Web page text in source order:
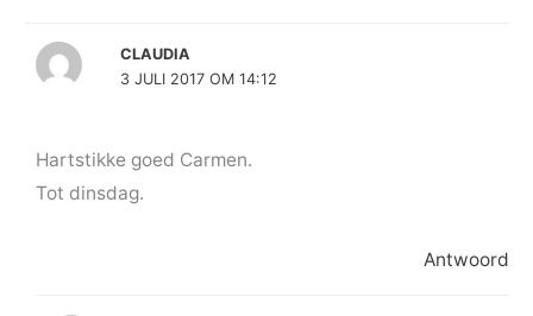
CLAUDIA
3 JULI 2017 OM 14:12
Hartstikke goed Carmen.
Tot dinsdag.
Antwoord